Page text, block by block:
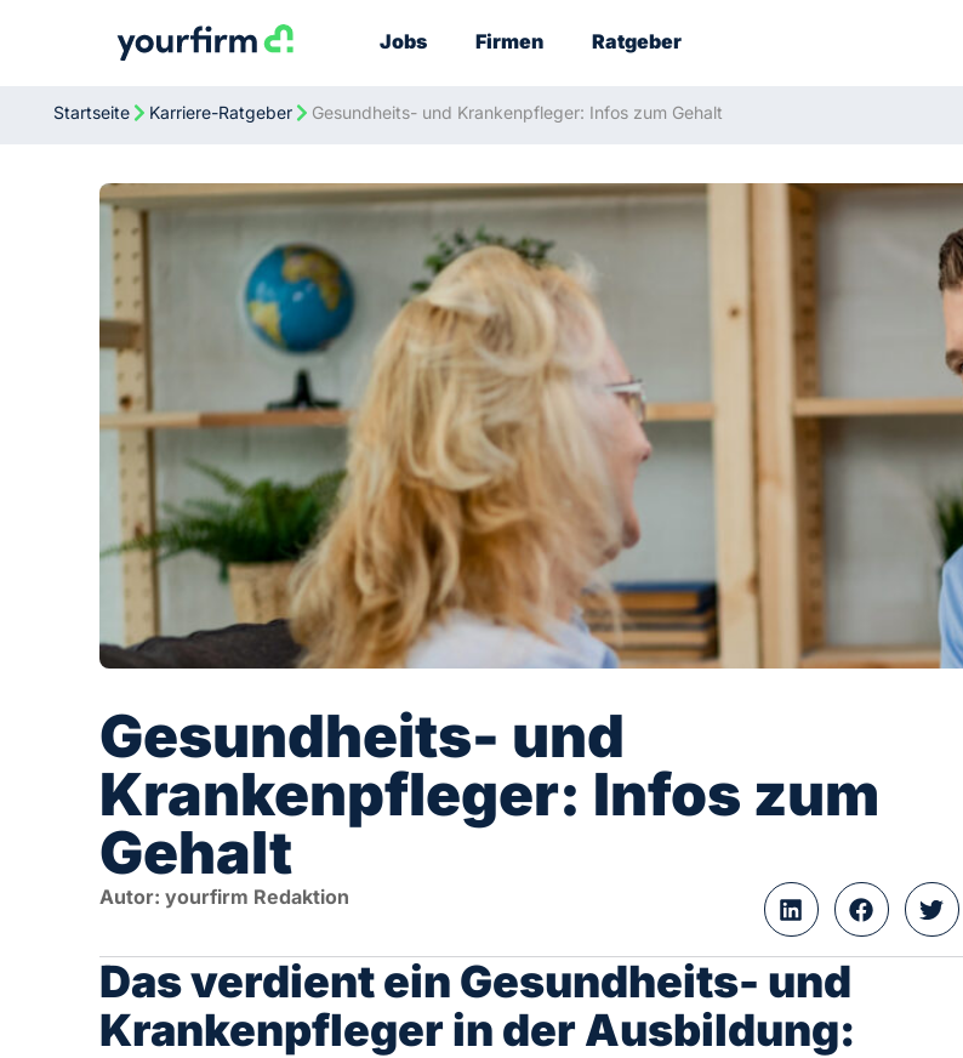
Gesundheits- und
Krankenpfleger: Infos zum
Gehalt
Autor: yourfirm Redaktion
Das verdient ein Gesundheits- und
Krankenpfleger in der Ausbildung:
Die Ausbildung zu einem Gesundheits- und Krankenpfleger erstreckt sich auf rund drei
nach den entsprechenden Rahmenbedingungen, beispielsweise die Größe des Arbeitgebers,
sich die Gehälter für Auszubildende unterscheiden. Durchschnittlich erhalten die
den Lehrjahren folgendes Gehalt: